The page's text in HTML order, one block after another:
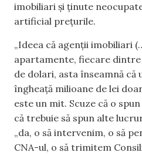
imobiliari și ținute
artificial prețurile.
„Ideea că agenții imobiliari
apartamente, fiecare
de dolari, asta înseamnă că
îngheață milioane de lei
este un mit. Scuze că o
că trebuie să spun alte
„da, o să intervenim, o să
CNA-ul, o să trimitem